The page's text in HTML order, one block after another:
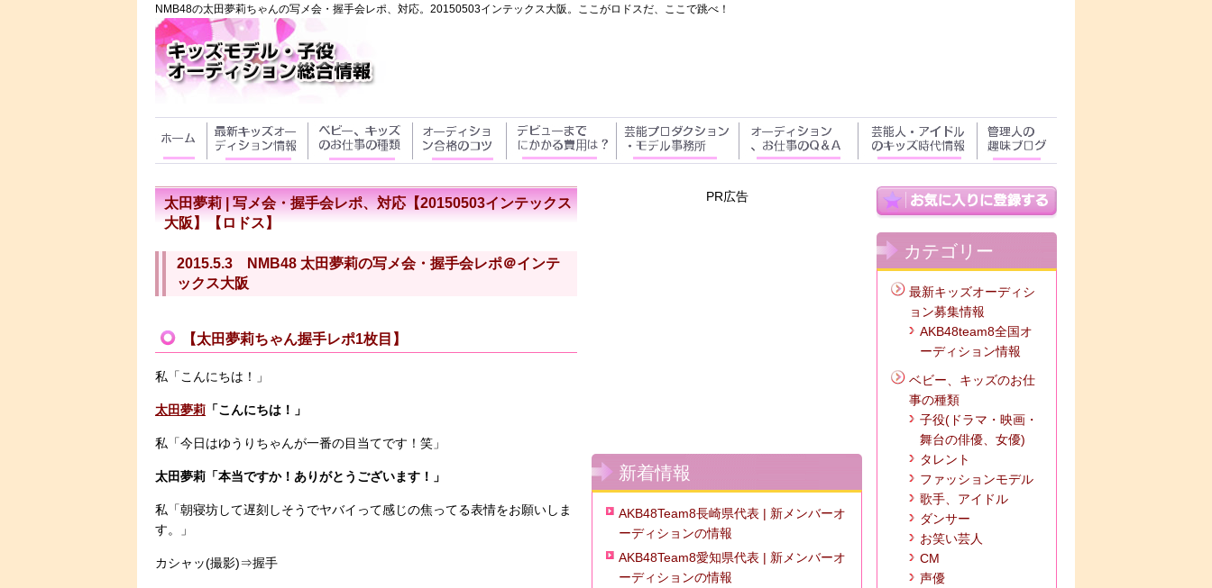
NMB48の太田夢莉ちゃんの写メ会・握手会レポ、対応。20150503インテックス大阪。ここがロドスだ、ここで跳べ！
太田夢莉 | 写メ会・握手会レポ、対応【20150503インテックス
大阪】【ロドス】
2015.5.3 NMB48 太田夢莉の写メ会・握手会レポ＠インテ
ックス大阪
【太田夢莉ちゃん握手レポ1枚目】
私「こんにちは！」
太田夢莉 「こんにちは！」
私「今日はゆうりちゃんが一番の目当てです！笑」
太田夢莉「本当ですか！ありがとうございます！」
私「朝寝坊して遅刻しそうでヤバイって感じの焦ってる表情をお願いしま
す。」
カシャッ(撮影)⇒握手
PR広告
新着情報
AKB48Team8長崎県代表 | 新メンバーオ
ーディションの情報
AKB48Team8愛知県代表 | 新メンバーオ
ーディションの情報
カテゴリー
最新キッズオーディシ
ョン募集情報
AKB48team8全国オ
ーディション情報
ベビー、キッズのお仕
事の種類
子役(ドラマ・映画・
舞台の俳優、女優)
タレント
ファッションモデル
歌手、アイドル
ダンサー
お笑い芸人
CM
声優